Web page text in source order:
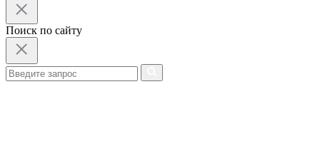
Поиск по сайту